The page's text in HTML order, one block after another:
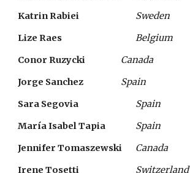
Katrin Rabiei
Sweden
Lize Raes
Belgium
Conor Ruzycki
Canada
Jorge Sanchez
Spain
Sara Segovia
Spain
María Isabel Tapia
Spain
Jennifer Tomaszewski
Canada
Irene Tosetti
Switzerland